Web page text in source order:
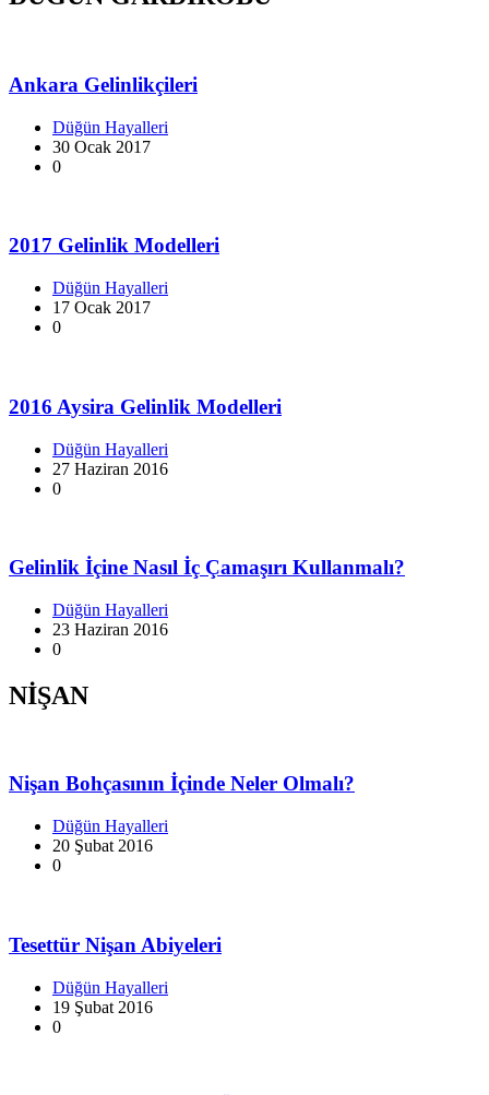
Ankara Gelinlikçileri
Düğün Hayalleri
30 Ocak 2017
0
2017 Gelinlik Modelleri
Düğün Hayalleri
17 Ocak 2017
0
2016 Aysira Gelinlik Modelleri
Düğün Hayalleri
27 Haziran 2016
0
Gelinlik İçine Nasıl İç Çamaşırı Kullanmalı?
Düğün Hayalleri
23 Haziran 2016
0
NİŞAN
Nişan Bohçasının İçinde Neler Olmalı?
Düğün Hayalleri
20 Şubat 2016
0
Tesettür Nişan Abiyeleri
Düğün Hayalleri
19 Şubat 2016
0